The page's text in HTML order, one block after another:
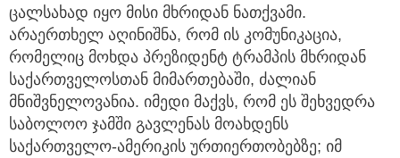
ცალსახად იყო მისი მხრიდან ნათქვამი.
არაერთხელ აღინიშნა, რომ ის კომუნიკაცია,
რომელიც მოხდა პრეზიდენტ ტრამპის მხრიდან
საქართველოსთან მიმართებაში, ძალიან
მნიშვნელოვანია. იმედი მაქვს, რომ ეს შეხვედრა
საბოლოო ჯამში გავლენას მოახდენს
საქართველო-ამერიკის ურთიერთობებზე; იმ